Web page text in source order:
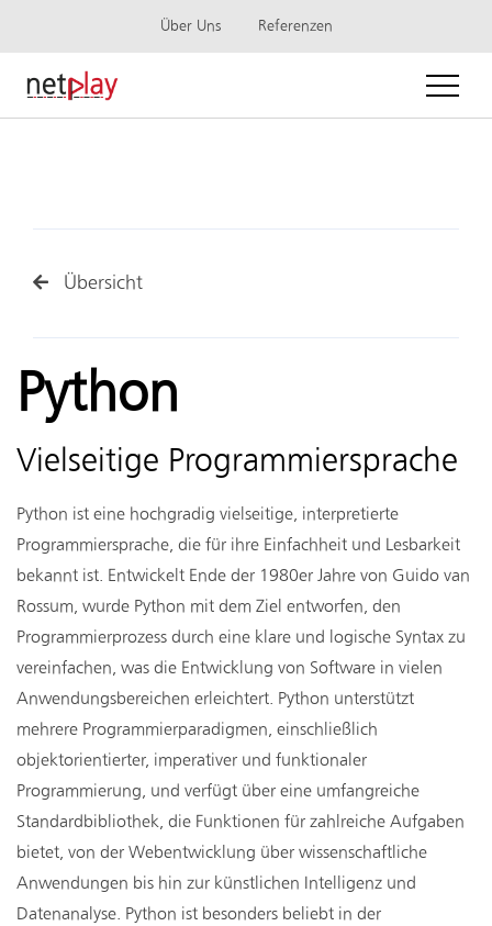
Über Uns Referenzen
Übersicht
Python
Vielseitige Programmiersprache
Python ist eine hochgradig vielseitige, interpretierte
Programmiersprache, die für ihre Einfachheit und Lesbarkeit
bekannt ist. Entwickelt Ende der 1980er Jahre von Guido van
Rossum, wurde Python mit dem Ziel entworfen, den
Programmierprozess durch eine klare und logische Syntax zu
vereinfachen, was die Entwicklung von Software in vielen
Anwendungsbereichen erleichtert. Python unterstützt
mehrere Programmierparadigmen, einschließlich
objektorientierter, imperativer und funktionaler
Programmierung, und verfügt über eine umfangreiche
Standardbibliothek, die Funktionen für zahlreiche Aufgaben
bietet, von der Webentwicklung über wissenschaftliche
Anwendungen bis hin zur künstlichen Intelligenz und
Datenanalyse. Python ist besonders beliebt in der